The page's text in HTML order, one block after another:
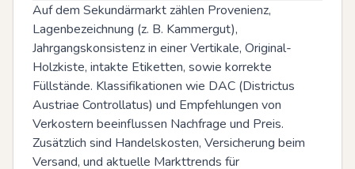
Auf dem Sekundärmarkt zählen Provenienz,
Lagenbezeichnung (z. B. Kammergut),
Jahrgangskonsistenz in einer Vertikale, Original-
Holzkiste, intakte Etiketten, sowie korrekte
Füllstände. Klassifikationen wie DAC (Districtus
Austriae Controllatus) und Empfehlungen von
Verkostern beeinflussen Nachfrage und Preis.
Zusätzlich sind Handelskosten, Versicherung beim
Versand, und aktuelle Markttrends für